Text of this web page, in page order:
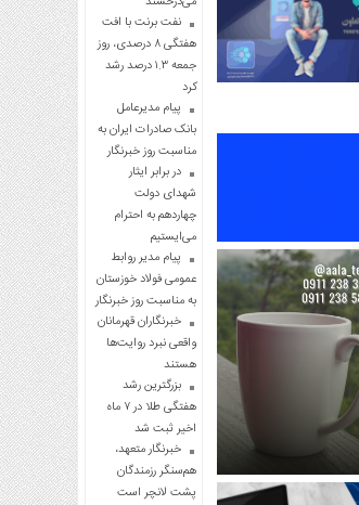
نفت برنت با افت
هفتگی ۸ درصدی، روز
جمعه ۱.۳ درصد رشد
کرد
پیام مدیرعامل
بانک صادرات ایران به
مناسبت روز خبرنگار
در برابر ایثار
شهدای دولت
چهاردهم به احترام
می‌ایستیم
پیام مدیر روابط
عمومی فولاد خوزستان
به مناسبت روز خبرنگار
خبرنگاران قهرمانان
واقعی نبرد روایت‌ها
هستند
بزرگترین رشد
هفتگی طلا در ۷ ماه
اخیر ثبت شد
خبرنگار متعهد،
هم‌سنگر رزمندگان
پشت لانچر است